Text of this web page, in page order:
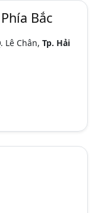
Bắc
Lê Chân, Tp. Hải